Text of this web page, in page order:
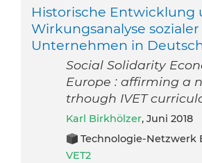
Historische Entwicklung
Wirkungsanalyse sozialer
Unternehmen in
Social Solidarity
Europe : affirming a
trhough IVET
Karl Birkhölzer, Juni 2018
Technologie-Netzwerk
VET2